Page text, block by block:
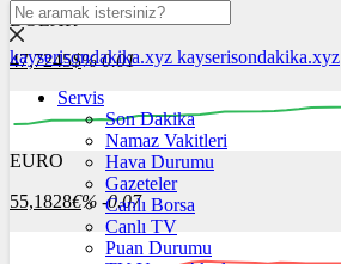
DOLAR
47,7245$% 0.01
00:00 00:00
EURO
55,1828€% -0.07
kayserisondakika.xyz kayserisondakika.xyz
Servis
Son Dakika
Namaz Vakitleri
Hava Durumu
Gazeteler
Canlı Borsa
Canlı TV
Puan Durumu